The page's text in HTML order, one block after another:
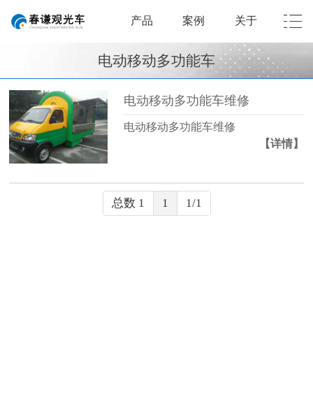
产品 案例 关于
电动移动多功能车
电动移动多功能车维修
电动移动多功能车维修
【详情】
总数 1 1 1/1